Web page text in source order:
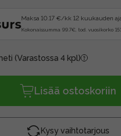
Maksa 10.17 €/kk 12 kuukauden
Kokonaissumma 99.7€, tod. vuosikorko
(Varastossa 4 kpl)
Lisää ostoskoriin
Kysy vaihtotarjous